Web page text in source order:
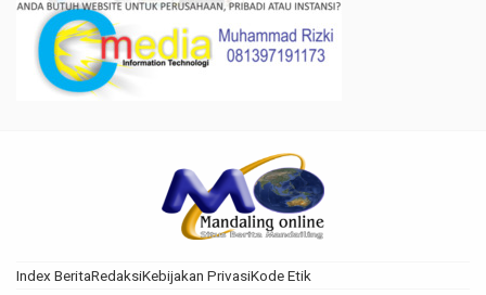
Index BeritaRedaksiKebijakan PrivasiKode Etik